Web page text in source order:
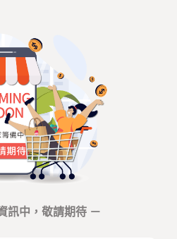
訊中，敬請期待 －